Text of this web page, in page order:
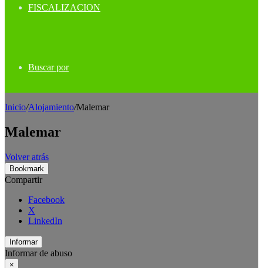
FISCALIZACION
Buscar por
Inicio/Alojamiento/Malemar
Malemar
Volver atrás
Bookmark
Compartir
Facebook
X
LinkedIn
Informar
Informar de abuso
×